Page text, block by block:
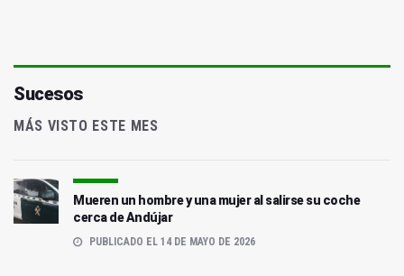
Sucesos
MÁS VISTO ESTE MES
Mueren un hombre y una mujer al salirse su coche
cerca de Andújar
PUBLICADO EL 14 DE MAYO DE 2026